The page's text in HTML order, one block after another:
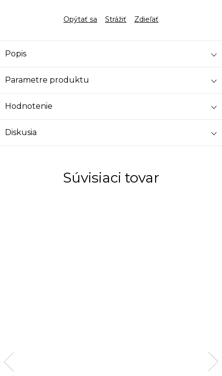
Opýtať sa Strážiť Zdieľať
Popis
Parametre produktu
Hodnotenie
Diskusia
Súvisiaci tovar